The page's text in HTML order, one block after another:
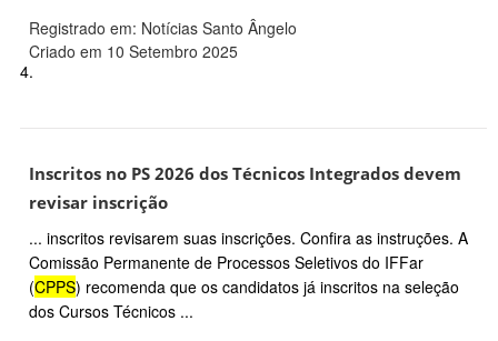
Registrado em: Notícias Santo Ângelo
Criado em 10 Setembro 2025
4.
Inscritos no PS 2026 dos Técnicos Integrados devem
revisar inscrição
... inscritos revisarem suas inscrições. Confira as instruções. A
Comissão Permanente de Processos Seletivos do IFFar
(CPPS) recomenda que os candidatos já inscritos na seleção
dos Cursos Técnicos ...